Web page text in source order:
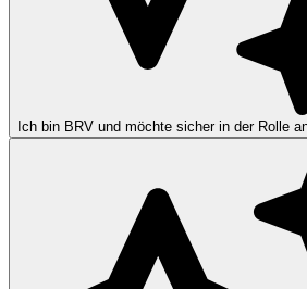
Ich bin BRV und möchte sicher in der Rolle